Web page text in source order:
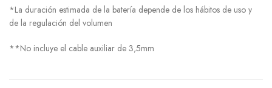
*La duración estimada de la batería depende de los hábitos de uso y
de la regulación del volumen
**No incluye el cable auxiliar de 3,5mm